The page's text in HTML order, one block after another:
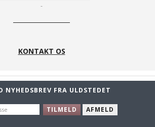
KONTAKT OS
NYHEDSBREV FRA ULDSTEDET
EMAIL-
ADRESSE
TILMELD AFMELD